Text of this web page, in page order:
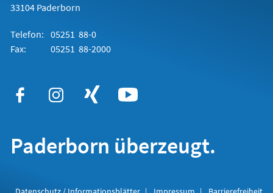
33104 Paderborn
Telefon: 05251 88-0
Fax:
05251 88-2000
Paderborn überzeugt.